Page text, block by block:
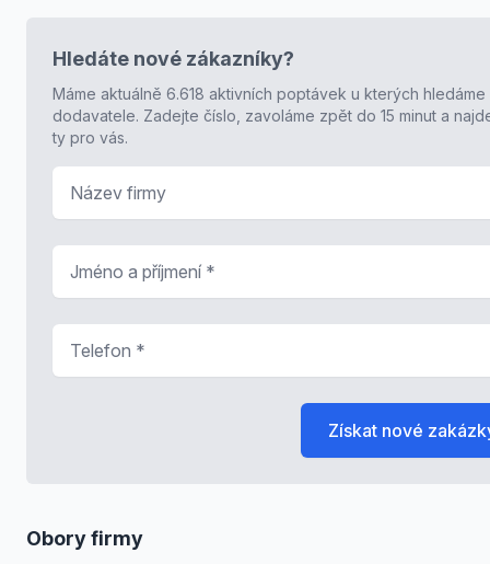
Obory firmy
Hledáte nové zákazníky?
Máme aktuálně 6.618 aktivních poptávek u kterých hledáme
dodavatele. Zadejte číslo, zavoláme zpět do 15 minut a
ty pro vás.
Získat nové